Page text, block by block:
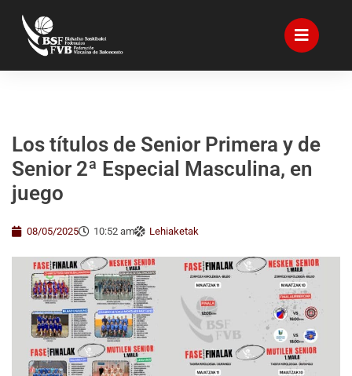
Los títulos de Senior Primera y de
Senior 2ª Especial Masculina, en
juego
08/05/2025 10:52 am Lehiaketak